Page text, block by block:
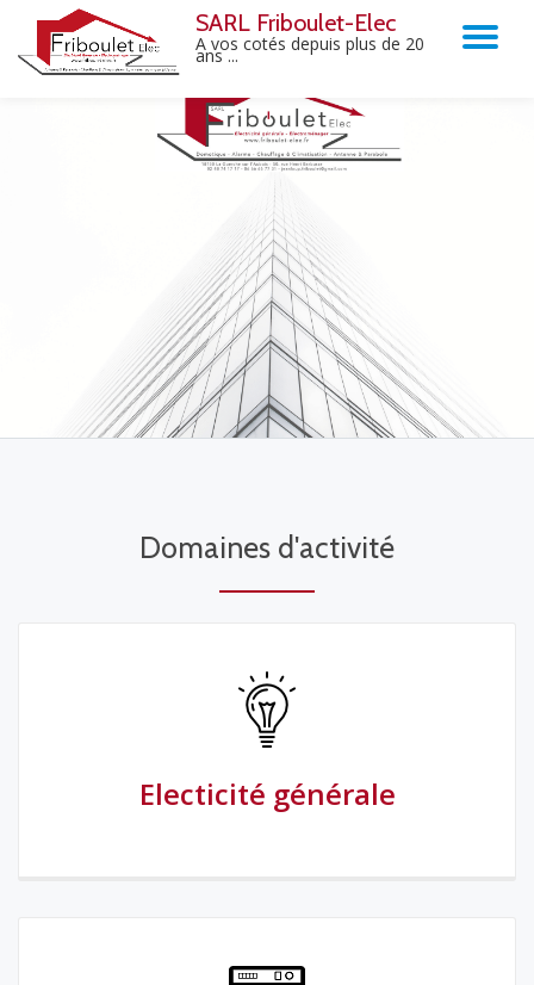
Skip
SARL Friboulet-Elec
A vos cotés depuis plus de 20
ans ...
Domaines d'activité
Electicité générale